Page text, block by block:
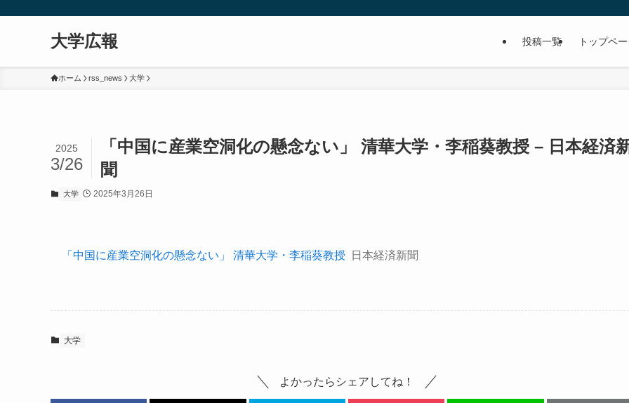
大学広報 投稿一覧 トップペ
ホーム rss_news 大学
「中国に産業空洞化の懸念ない」 清華大学・李稲葵教授 – 日本経済
聞
2025
3/26
大学 2025年3月26日
「中国に産業空洞化の懸念ない」 清華大学・李稲葵教授 日本経済新聞
大学
よかったらシェアしてね！